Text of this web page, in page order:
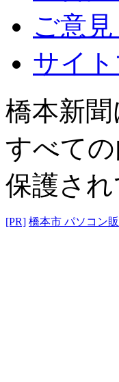
ご意
サイ
橋本新
すべて
保護され
[PR] 橋本市 パソコン